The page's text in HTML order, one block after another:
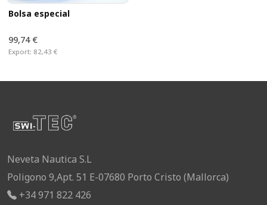
Bolsa especial
99,74 €
Export: 82,43 €
Neveta Nautica S.L
Poligono 9,Apt. 51 E-07680 Porto Cristo (Mallorca)
+34 971 822 426